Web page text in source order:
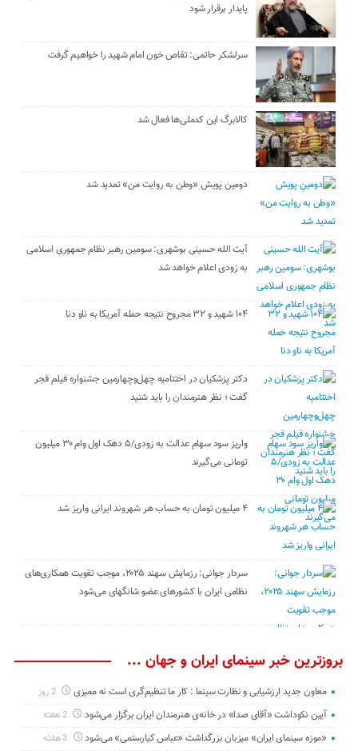
پایدار برقرار شود
سرلشکر حاتمی: تقاص خون امام شهید را خواهیم گرفت
کالابرگ این کدملی‌ها فعال شد
دومین پویش «وطن به روایت من» تمدید شد
آیت الله حسینی بوشهری: سومین رهبر نظام جمهوری اسلامی
به زودی اعلام خواهد شد
۱۰۴ شهید و ۳۲ مجروح نتیجه حمله آمریکا به ناو دنا
دکتر پزشکیان در اختتامیه چهل‌وچهارمین جشنواره فیلم فجر
گفت ؛ نظر هنرمندان را باید شنید
واریز سود سهام عدالت به زودی/۵ دهک اول وام ۳۰ میلیون
تومانی می‌گیرند
۴ میلیون تومان به حساب هر شهروند ایرانی واریز شد
سردار جوانی: رزمایش سهند ۲۰۲۵، موجب تقویت همکاری‌های
نظامی ایران با کشور‌های عضو شانگهای می‌شود
بروزترین خبر سینمای ایران و جهان ...
معاون جدید ارزشیابی و نظارت سینما : کار ما تنظیم‌گری است نه ممیزی 2 روز
آیین نکوداشت «آقای صدا» در خانه‌ی هنرمندان ایران برگزار می‌شود 2 هفته
«موزه سینمای ایران» میزبان بزرگداشت «عباس کیارستمی» می‌شود 3 هفته